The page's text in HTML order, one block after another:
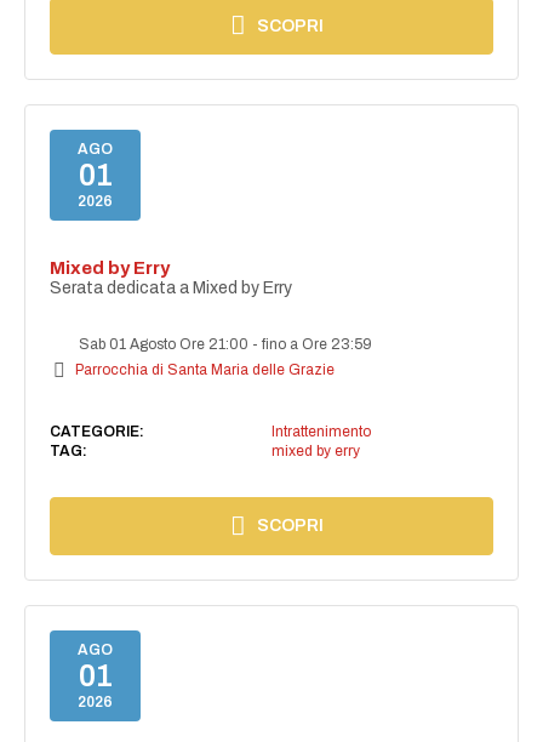
SCOPRI
AGO
01
2026
Mixed by Erry
Serata dedicata a Mixed by Erry
Sab 01 Agosto Ore 21:00 -fino a Ore 23:59
Parrocchia di Santa Maria delle Grazie
CATEGORIE:
Intrattenimento
TAG:
mixed by erry
SCOPRI
AGO
01
2026